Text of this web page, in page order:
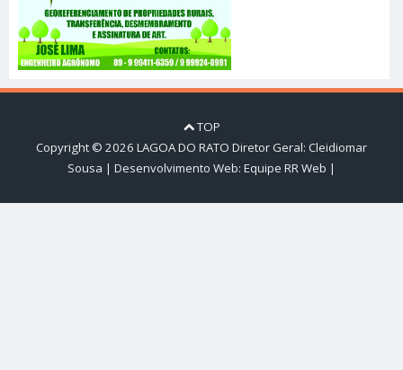
TOP
Copyright © 2026 LAGOA DO RATO Diretor Geral: Cleidiomar
Sousa | Desenvolvimento Web: Equipe RR Web |